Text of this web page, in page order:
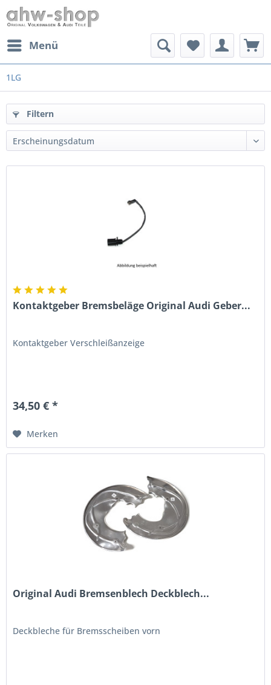
Menü
1LG
Filtern
Kontaktgeber Bremsbeläge Original Audi Geber...
Kontaktgeber Verschleißanzeige
34,50 € *
Merken
Original Audi Bremsenblech Deckblech...
Deckbleche für Bremsscheiben vorn